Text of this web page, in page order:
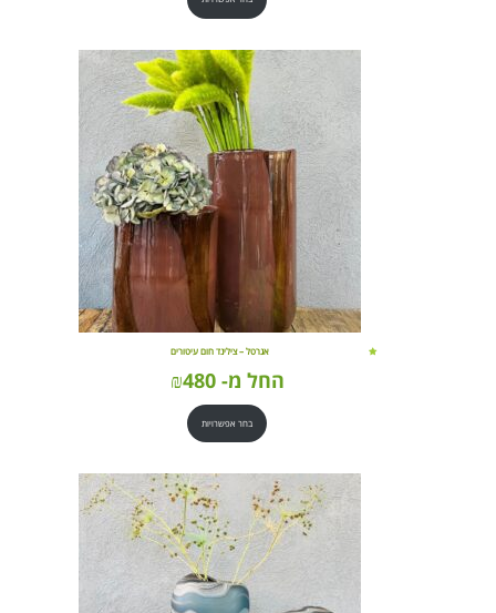
אגרטל – צילינד חום עיטורים
החל מ- ₪480
בחר אפשרויות